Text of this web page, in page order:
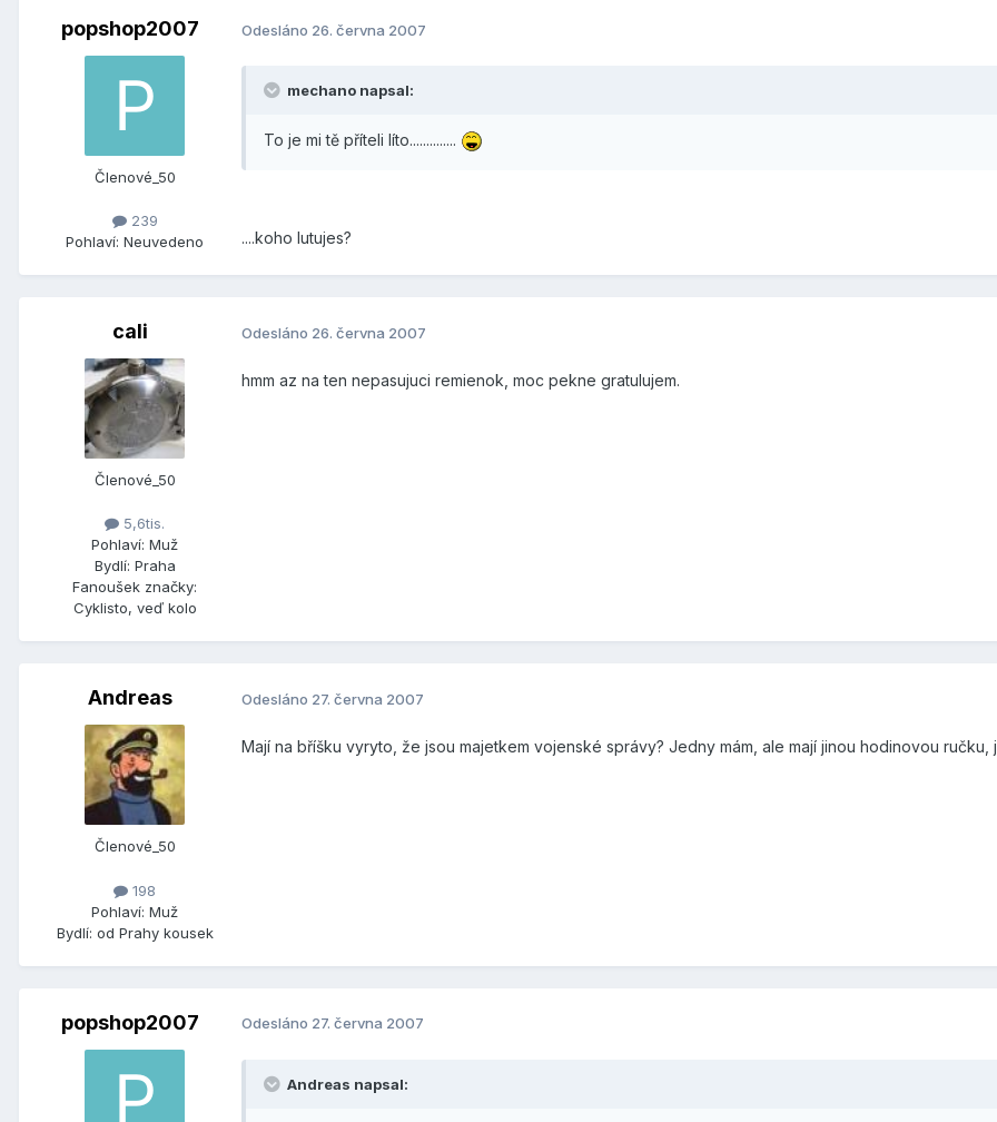
popshop2007
Členové_50
239
Pohlaví: Neuvedeno
Odesláno 26. června 2007
mechano napsal:
To je mi tě příteli líto..............
....koho lutujes?
cali
Členové_50
5,6tis.
Pohlaví: Muž
Bydlí: Praha
Fanoušek značky:
Cyklisto, veď kolo
Odesláno 26. června 2007
hmm az na ten nepasujuci remienok, moc pekne gratulujem.
Andreas
Členové_50
198
Pohlaví: Muž
Bydlí: od Prahy kousek
Odesláno 27. června 2007
Mají na bříšku vyryto, že jsou majetkem vojenské správy? Jedny mám, ale mají jinou hodinovou
popshop2007 Odesláno 27. června 2007
Andreas napsal: